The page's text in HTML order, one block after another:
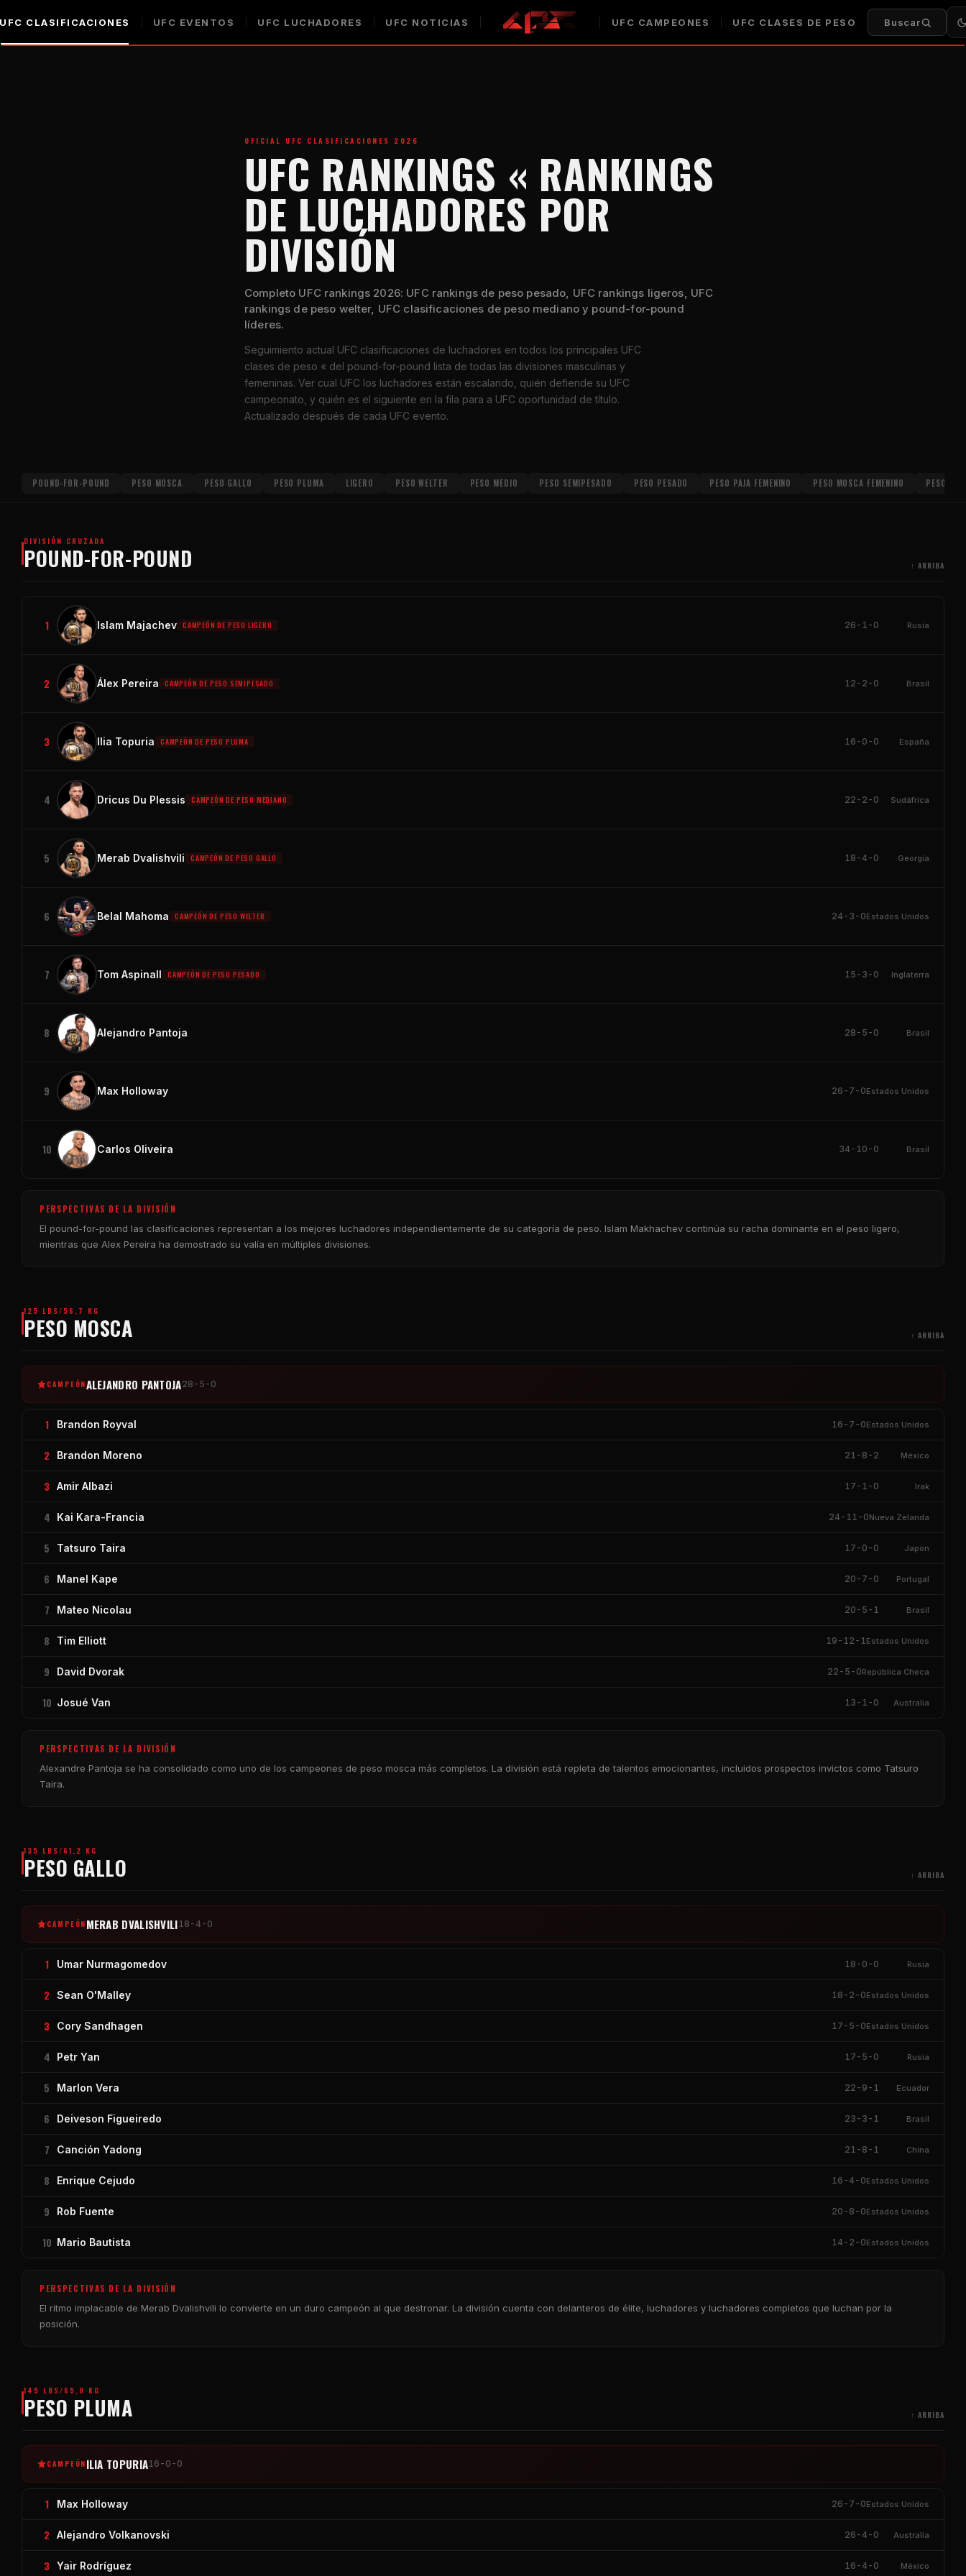
UFC CLASIFICACIONES UFC EVENTOS UFC LUCHADORES UFC NOTICIAS UFC CAMPEONES UFC CLASES DE PESO Buscar
OFICIAL UFC CLASIFICACIONES 2026
UFC RANKINGS « RANKINGS
DE LUCHADORES POR
DIVISIÓN
Completo UFC rankings 2026: UFC rankings de peso pesado, UFC rankings ligeros, UFC
rankings de peso welter, UFC clasificaciones de peso mediano y pound-for-pound
líderes.
Seguimiento actual UFC clasificaciones de luchadores en todos los principales UFC
clases de peso « del pound-for-pound lista de todas las divisiones masculinas y
femeninas. Ver cual UFC los luchadores están escalando, quién defiende su UFC
campeonato, y quién es el siguiente en la fila para a UFC oportunidad de título.
Actualizado después de cada UFC evento.
POUND-FOR-POUND PESO MOSCA PESO GALLO PESO PLUMA LIGERO PESO WELTER PESO MEDIO PESO SEMIPESADO PESO PESADO PESO PAJA FEMENINO PESO MOSCA FEMENINO PESO
DIVISIÓN CRUZADA
POUND-FOR-POUND ↑ ARRIBA
1 Islam Majachev CAMPEÓN DE PESO LIGERO 26-1-0 Rusia
2 Álex Pereira CAMPEÓN DE PESO SEMIPESADO 12-2-0 Brasil
3 Ilia Topuria CAMPEÓN DE PESO PLUMA 16-0-0 España
4 Dricus Du Plessis CAMPEÓN DE PESO MEDIANO 22-2-0 Sudáfrica
5 Merab Dvalishvili CAMPEÓN DE PESO GALLO 18-4-0 Georgia
6 Belal Mahoma CAMPEÓN DE PESO WELTER 24-3-0Estados Unidos
7 Tom Aspinall CAMPEÓN DE PESO PESADO 15-3-0 Inglaterra
8 Alejandro Pantoja 28-5-0 Brasil
9 Max Holloway 26-7-0Estados Unidos
10 Carlos Oliveira 34-10-0 Brasil
PERSPECTIVAS DE LA DIVISIÓN
El pound-for-pound las clasificaciones representan a los mejores luchadores independientemente de su categoría de peso. Islam Makhachev continúa su racha dominante en el peso ligero,
mientras que Alex Pereira ha demostrado su valía en múltiples divisiones.
125 LBS/56,7 KG
PESO MOSCA ↑ ARRIBA
CAMPEÓNALEJANDRO PANTOJA28-5-0
1 Brandon Royval 16-7-0Estados Unidos
2 Brandon Moreno 21-8-2 México
3 Amir Albazi 17-1-0 Irak
4 Kai Kara-Francia 24-11-0Nueva Zelanda
5 Tatsuro Taira 17-0-0 Japón
6 Manel Kape 20-7-0 Portugal
7 Mateo Nicolau 20-5-1 Brasil
8 Tim Elliott 19-12-1Estados Unidos
9 David Dvorak 22-5-0República Checa
10 Josué Van 13-1-0 Australia
PERSPECTIVAS DE LA DIVISIÓN
Alexandre Pantoja se ha consolidado como uno de los campeones de peso mosca más completos. La división está repleta de talentos emocionantes, incluidos prospectos invictos como Tatsuro
Taira.
135 LBS/61,2 KG
PESO GALLO ↑ ARRIBA
CAMPEÓN MERAB DVALISHVILI18-4-0
1 Umar Nurmagomedov 18-0-0 Rusia
2 Sean O'Malley 18-2-0Estados Unidos
3 Cory Sandhagen 17-5-0Estados Unidos
4 Petr Yan 17-5-0 Rusia
5 Marlon Vera 22-9-1 Ecuador
6 Deiveson Figueiredo 23-3-1 Brasil
7 Canción Yadong 21-8-1 China
8 Enrique Cejudo 16-4-0Estados Unidos
9 Rob Fuente 20-8-0Estados Unidos
10 Mario Bautista 14-2-0Estados Unidos
PERSPECTIVAS DE LA DIVISIÓN
El ritmo implacable de Merab Dvalishvili lo convierte en un duro campeón al que destronar. La división cuenta con delanteros de élite, luchadores y luchadores completos que luchan por la
posición.
145 LBS/65,8 KG
PESO PLUMA ↑ ARRIBA
CAMPEÓN ILIA TOPURIA16-0-0
1 Max Holloway 26-7-0Estados Unidos
2 Alejandro Volkanovski 26-4-0 Australia
3 Yair Rodríguez 16-4-0 México